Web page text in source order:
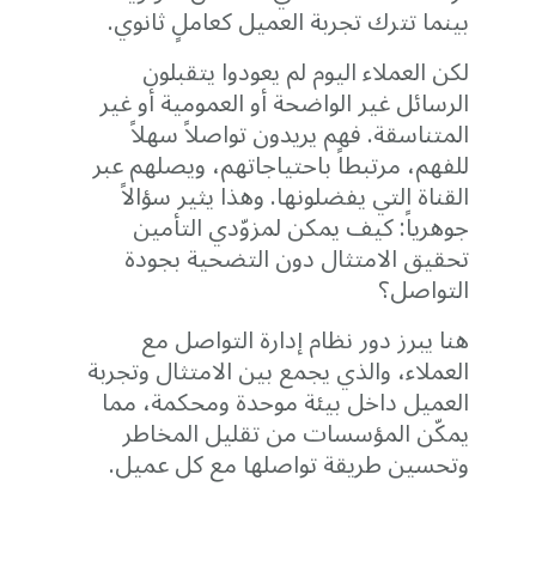
بينما تترك تجربة العميل كعاملٍ ثانوي.
لكن العملاء اليوم لم يعودوا يتقبلون
الرسائل غير الواضحة أو العمومية أو غير
المتناسقة. فهم يريدون تواصلاً سهلاً
للفهم، مرتبطاً باحتياجاتهم، ويصلهم عبر
القناة التي يفضلونها. وهذا يثير سؤالاً
جوهرياً: كيف يمكن لمزوّدي التأمين
تحقيق الامتثال دون التضحية بجودة
التواصل؟
هنا يبرز دور نظام إدارة التواصل مع
العملاء، والذي يجمع بين الامتثال وتجربة
العميل داخل بيئة موحدة ومحكمة، مما
يمكّن المؤسسات من تقليل المخاطر
وتحسين طريقة تواصلها مع كل عميل.